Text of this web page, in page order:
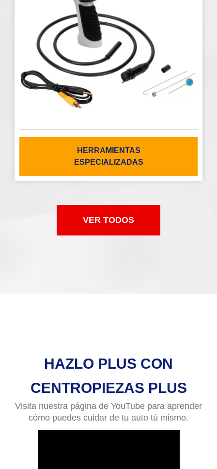
HERRAMIENTAS
ESPECIALIZADAS
VER TODOS
HAZLO PLUS CON
CENTROPIEZAS PLUS
Visita nuestra página de YouTube para aprender
cómo puedes cuidar de tu auto tú mismo.